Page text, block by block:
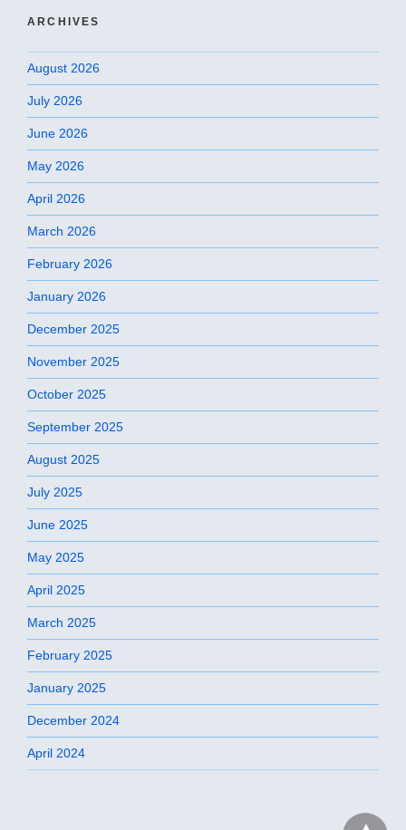
ARCHIVES
August 2026
July 2026
June 2026
May 2026
April 2026
March 2026
February 2026
January 2026
December 2025
November 2025
October 2025
September 2025
August 2025
July 2025
June 2025
May 2025
April 2025
March 2025
February 2025
January 2025
December 2024
April 2024